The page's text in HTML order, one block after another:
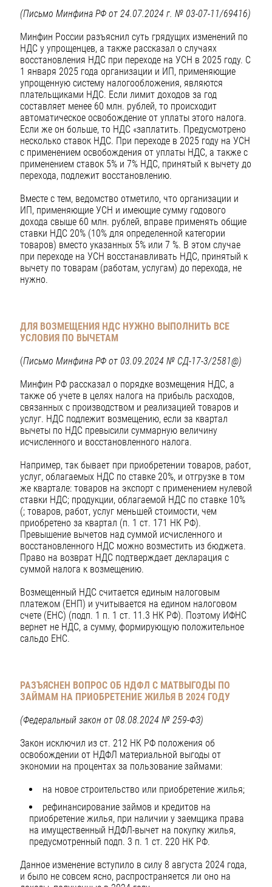
(Письмо Минфина РФ от 24.07.2024 г. № 03-07-11/69416)
Минфин России разъяснил суть грядущих изменений по
НДС у упрощенцев, а также рассказал о случаях
восстановления НДС при переходе на УСН в 2025 году. С
1 января 2025 года организации и ИП, применяющие
упрощенную систему налогообложения, являются
плательщиками НДС. Если лимит доходов за год
составляет менее 60 млн. рублей, то происходит
автоматическое освобождение от уплаты этого налога.
Если же он больше, то НДС «заплатить. Предусмотрено
несколько ставок НДС. При переходе в 2025 году на УСН
с применением освобождения от уплаты НДС, а также с
применением ставок 5% и 7% НДС, принятый к вычету до
перехода, подлежит восстановлению.
Вместе с тем, ведомство отметило, что организации и
ИП, применяющие УСН и имеющие сумму годового
дохода свыше 60 млн. рублей, вправе применять общие
ставки НДС 20% (10% для определенной категории
товаров) вместо указанных 5% или 7 %. В этом случае
при переходе на УСН восстанавливать НДС, принятый к
вычету по товарам (работам, услугам) до перехода, не
нужно.
ДЛЯ ВОЗМЕЩЕНИЯ НДС НУЖНО ВЫПОЛНИТЬ ВСЕ
УСЛОВИЯ ПО ВЫЧЕТАМ
(Письмо Минфина РФ от 03.09.2024 № СД-17-3/2581@)
Минфин РФ рассказал о порядке возмещения НДС, а
также об учете в целях налога на прибыль расходов,
связанных с производством и реализацией товаров и
услуг. НДС подлежит возмещению, если за квартал
вычеты по НДС превысили суммарную величину
исчисленного и восстановленного налога.
Например, так бывает при приобретении товаров, работ,
услуг, облагаемых НДС по ставке 20%, и отгрузке в том
же квартале: товаров на экспорт с применением нулевой
ставки НДС; продукции, облагаемой НДС по ставке 10%
(; товаров, работ, услуг меньшей стоимости, чем
приобретено за квартал (п. 1 ст. 171 НК РФ).
Превышение вычетов над суммой исчисленного и
восстановленного НДС можно возместить из бюджета.
Право на возврат НДС подтверждает декларация с
суммой налога к возмещению.
Возмещенный НДС считается единым налоговым
платежом (ЕНП) и учитывается на едином налоговом
счете (ЕНС) (подп. 1 п. 1 ст. 11.3 НК РФ). Поэтому ИФНС
вернет не НДС, а сумму, формирующую положительное
сальдо ЕНС.
РАЗЪЯСНЕН ВОПРОС ОБ НДФЛ С МАТВЫГОДЫ ПО
ЗАЙМАМ НА ПРИОБРЕТЕНИЕ ЖИЛЬЯ В 2024 ГОДУ
(Федеральный закон от 08.08.2024 № 259-ФЗ)
Закон исключил из ст. 212 НК РФ положения об
освобождении от НДФЛ материальной выгоды от
экономии на процентах за пользование займами:
на новое строительство или приобретение жилья;
рефинансирование займов и кредитов на
приобретение жилья, при наличии у заемщика права
на имущественный НДФЛ-вычет на покупку жилья,
предусмотренный подп. 3 п. 1 ст. 220 НК РФ.
Данное изменение вступило в силу 8 августа 2024 года,
и было не совсем ясно, распространяется ли оно на